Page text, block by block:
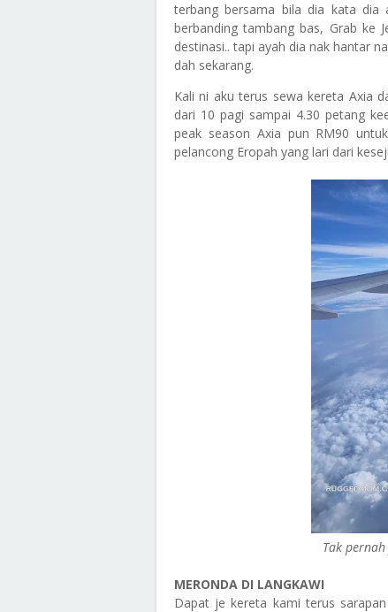
terbang bersama bila dia kata
berbanding tambang bas, Grab ke
destinasi.. tapi ayah dia nak hantar
dah sekarang.
Kali ni aku terus sewa kereta Axia
dari 10 pagi sampai 4.30 petang
peak season Axia pun RM90
pelancong Eropah yang lari dari
Tak
MERONDA DI LANGKAWI
Dapat je kereta kami terus